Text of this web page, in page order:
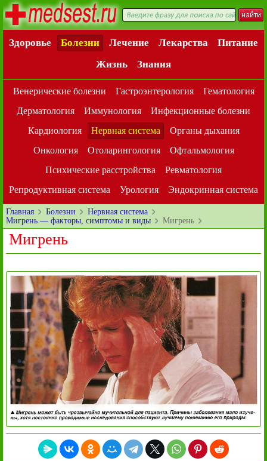
Здоровье Болезни Лечение Лекарства
Питание
Жизнь
Знания
Венерические болезни Гастроэнтерология
Гематология
Дерматология
Иммунология
Инфекционные болезни
Кардиология
Нервная система
Органы дыхания
Онкология
Отоларингология
Офтальмология
Психические расстройства
Ревматология
Репродуктивная система
Урология Эндокринная система
Главная Болезни
Нервная система
Мигрень — факторы, симптомы и виды
Мигрень
Мигрень